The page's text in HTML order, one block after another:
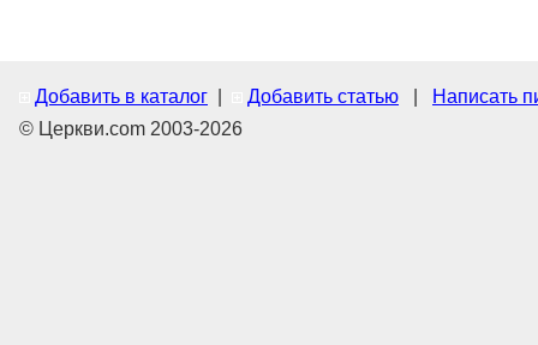
Добавить в каталог Добавить статью
Написать
© Церкви.com 2003-2026